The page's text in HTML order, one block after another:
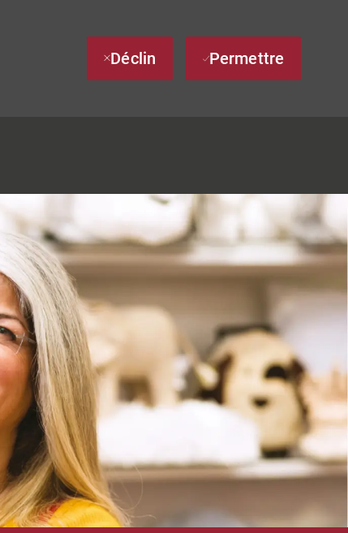
Déclin Permettre